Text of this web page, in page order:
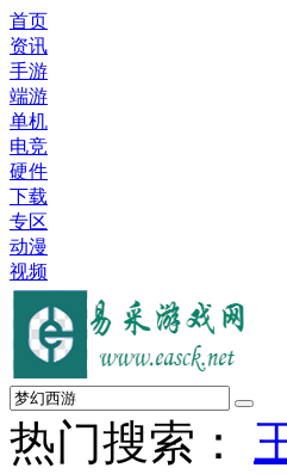
首页
资讯
手游
端游
单机
电竞
硬件
下载
专区
动漫
视频
热门搜索：